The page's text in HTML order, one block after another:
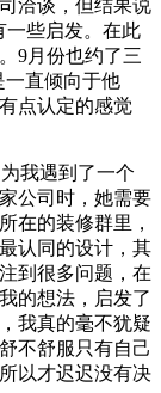
洽谈，但结果说
一些启发。在此
9月份也约了三
直倾向于他
点认定的感觉
我遇到了一个
公司时，她需要
在的装修群里，
认同的设计，其
到很多问题，在
的想法，启发了
我真的毫不犹疑
不舒服只有自己
以才迟迟没有决